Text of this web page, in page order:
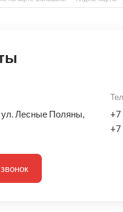
ул. Лесные Поляны,